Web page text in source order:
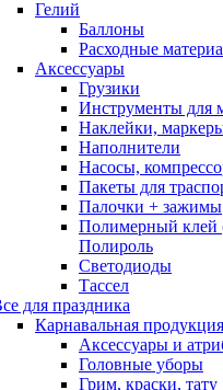
Гелий
Баллоны
Расходные
Аксессуары
Грузики
Инструменты для
Наклейки,
Наполнители
Насосы,
Пакеты для
Палочки + зажимы
Полимерный клей
Полироль
Светодиоды
Тассел
для праздника
Карнавальная продукция
Аксессуары и
Головные уборы
Грим, краски, тату